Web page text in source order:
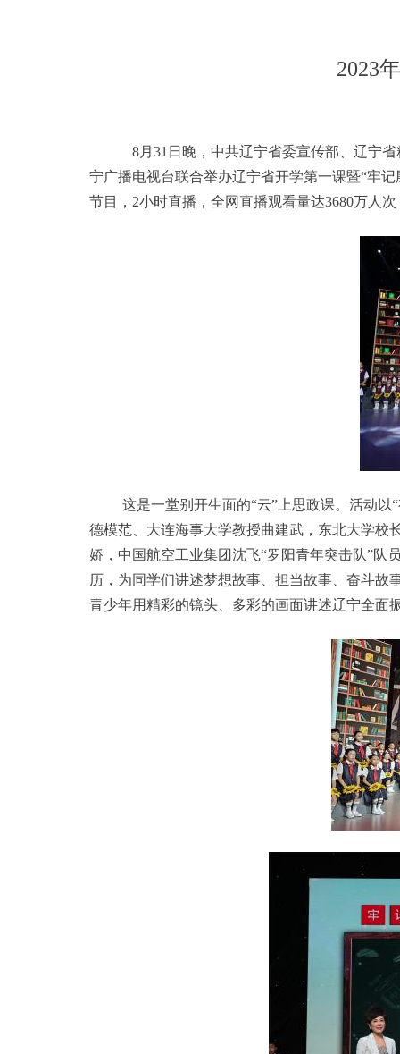
2023
8月31日晚，中共辽宁省委宣传部、辽宁
宁广播电视台联合举办辽宁省开学第一课暨“牢
节目，2小时直播，全网直播观看量达3680万人
这是一堂别开生面的“云”上思政课。活动
德模范、大连海事大学教授曲建武，东北大学校
娇，中国航空工业集团沈飞“罗阳青年突击队”队
历，为同学们讲述梦想故事、担当故事、奋斗故
青少年用精彩的镜头、多彩的画面讲述辽宁全面